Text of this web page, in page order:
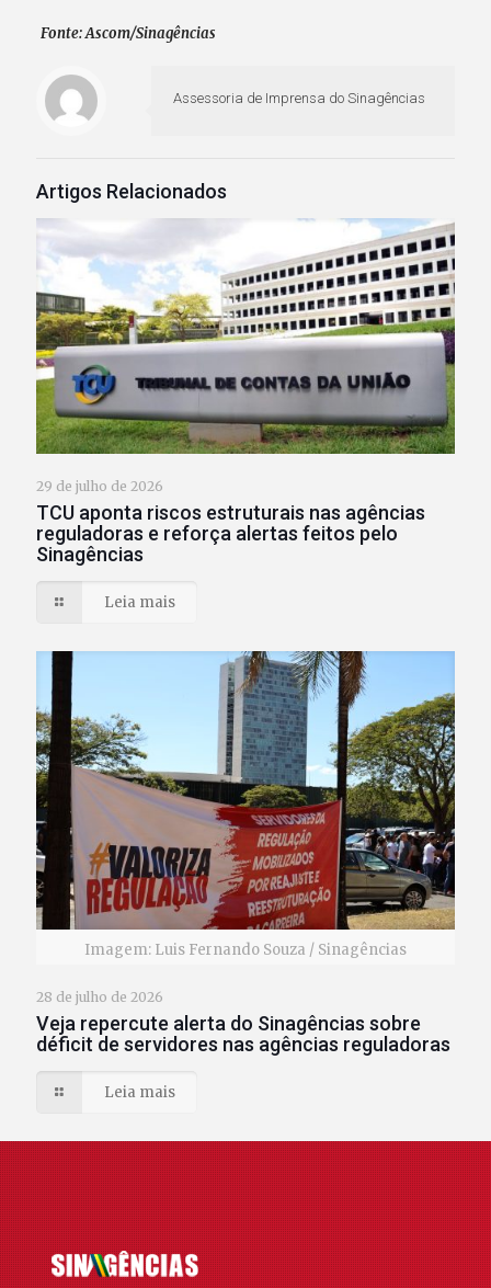
Fonte: Ascom/Sinagências
Assessoria de Imprensa do Sinagências
Artigos Relacionados
29 de julho de 2026
TCU aponta riscos estruturais nas agências
reguladoras e reforça alertas feitos pelo
Sinagências
Leia mais
Imagem: Luis Fernando Souza / Sinagências
28 de julho de 2026
Veja repercute alerta do Sinagências sobre
déficit de servidores nas agências reguladoras
Leia mais